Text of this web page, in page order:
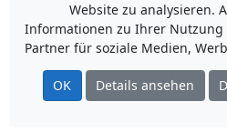
Website zu analysieren.
Informationen zu Ihrer Nutzung
Partner für soziale Medien,
OK Details ansehen